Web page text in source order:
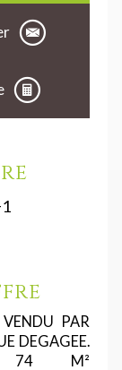
PAR
DEGAGEE.
74 M²